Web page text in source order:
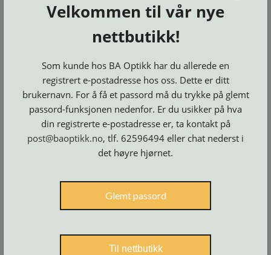
KONTAKT
BESTILL
LOGG INN
Brillerens
Brillesnorer
on
og
Suncover
Etuier
Innfatninger
Lesebriller
Luper
ogMaskiner
Microkluter
og
Skruer
Solbriller
Verktøy
og
tilbehør
Velkommen til vår nye
nettbutikk!
Som kunde hos BA Optikk har du allerede en
registrert e-postadresse hos oss. Dette er ditt
brukernavn. For å få et passord må du trykke på glemt
passord-funksjonen nedenfor. Er du usikker på hva
din registrerte e-postadresse er, ta kontakt på
post@baoptikk.no, tlf. 62596494 eller chat nederst i
det høyre hjørnet.
Glemt passord
Til nettbutikk